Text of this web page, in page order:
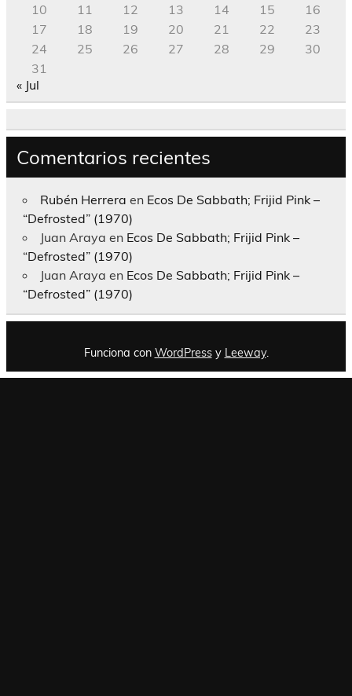
10
11 12 13 14 15
16
17
18 19 20 21 22
23
24
25 26 27 28 29
30
31
« Jul
Comentarios recientes
Rubén Herrera en Ecos De Sabbath; Frijid Pink –
“Defrosted” (1970)
Juan Araya en Ecos De Sabbath; Frijid Pink –
“Defrosted” (1970)
Juan Araya en Ecos De Sabbath; Frijid Pink –
“Defrosted” (1970)
Funciona con WordPressy Leeway.